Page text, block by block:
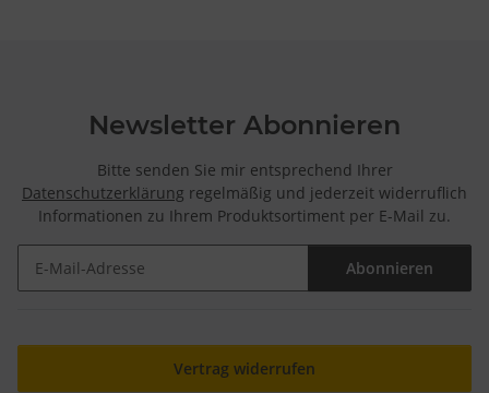
Newsletter Abonnieren
Bitte senden Sie mir entsprechend Ihrer
Datenschutzerklärung regelmäßig und jederzeit widerruflich
Informationen zu Ihrem Produktsortiment per E-Mail zu.
Abonnieren
Vertrag widerrufen